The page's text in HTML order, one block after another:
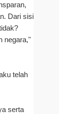
Dari sisi
negara,"
telah
serta